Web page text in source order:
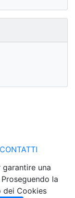
CONTATTI
una
la
dei Cookies